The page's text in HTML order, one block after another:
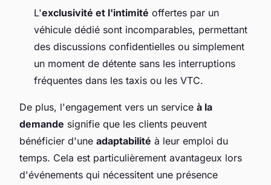
L'exclusivité et l'intimité offertes par un
véhicule dédié sont incomparables, permettant
des discussions confidentielles ou simplement
un moment de détente sans les interruptions
fréquentes dans les taxis ou les VTC.
De plus, l'engagement vers un service à la
demande signifie que les clients peuvent
bénéficier d'une adaptabilité à leur emploi du
temps. Cela est particulièrement avantageux lors
d'événements qui nécessitent une présence